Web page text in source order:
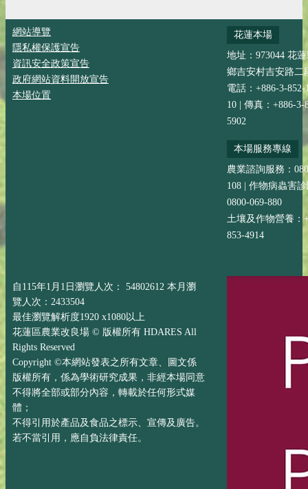
網站導覽
隱私權保護宣告
資訊安全政策宣告
政府網站資料開放宣告
本場位置
花蓮本場
地址：973044 花
鄉吉安村吉安路二
電話：+886-3-852-
10 | 傳真：+886-3-
5902
本場服務專線
農業諮詢服務：
108 | 作物病蟲害
0800-069-880
土壤及作物營養：
853-4914
自115年1月1日瀏覽人次： 54802612 本月瀏
覽人次：2433504
最佳瀏覽解析度1920 x1080以上
花蓮區農業改良場 © 版權所有 HDARES All
Rights Reserved
Copyright ©本網站發表之所有文章、圖文係
版權所有，係為學術研究成果，非經本場同意
不得將全部或部分內容，轉載於任何形式媒
體；
不得引用於產品及食品之標示、宣傳及廣告。
若不當引用，應自負法律責任。